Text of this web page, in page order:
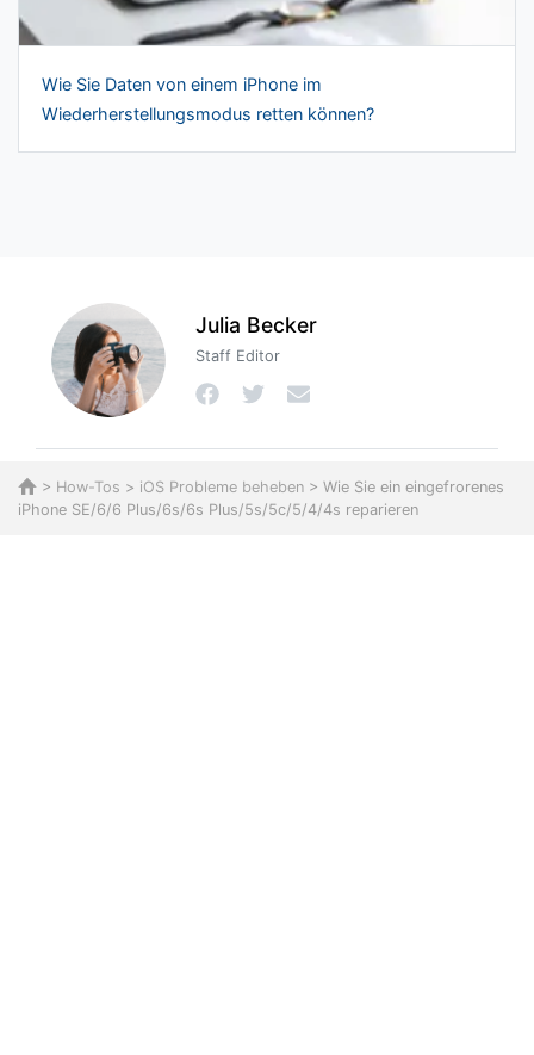
Wie Sie Daten von einem iPhone im
Wiederherstellungsmodus retten können?
Julia Becker
Staff Editor
> How-Tos > iOS Probleme beheben > Wie Sie ein eingefrorenes
iPhone SE/6/6 Plus/6s/6s Plus/5s/5c/5/4/4s reparieren